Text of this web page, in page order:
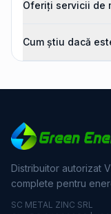
Oferiți servicii de
Cum știu dacă
Distribuitor autorizat
complete pentru
SC METAL ZINC SRL